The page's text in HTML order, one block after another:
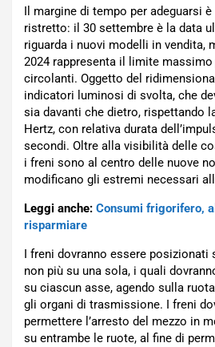
Il margine di tempo per adeguarsi
ristretto: il 30 settembre è la data
riguarda i nuovi modelli in vendita,
2024 rappresenta il limite
circolanti. Oggetto del
indicatori luminosi di svolta, che
sia davanti che dietro, rispettando
Hertz, con relativa durata
secondi. Oltre alla visibilità delle
i freni sono al centro delle nuove
modificano gli estremi necessari
Leggi anche: Consumi frigorifero,
risparmiare
I freni dovranno essere posizionati
non più su una sola, i quali
su ciascun asse, agendo sulla
gli organi di trasmissione. I freni
permettere l’arresto del mezzo in
su entrambe le ruote, al fine di